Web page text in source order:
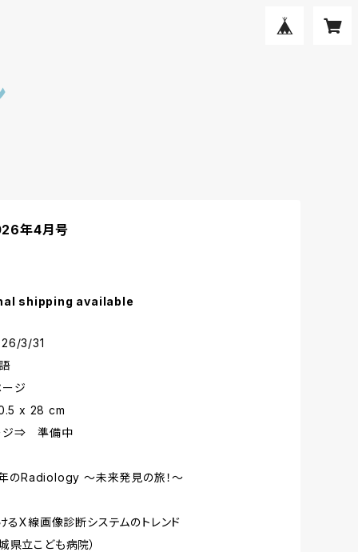
年4月号
shipping available
2026/3/31
語
ージ
x 0.5 x 28 cm
ジ⇒ 準備中
年のRadiology ～未来発見の旅！～
X線画像診断システムのトレンド
立こども病院）